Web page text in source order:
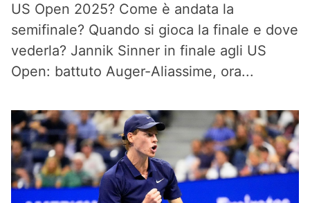
US Open 2025? Come è andata la
semifinale? Quando si gioca la finale e dove
vederla? Jannik Sinner in finale agli US
Open: battuto Auger-Aliassime, ora...